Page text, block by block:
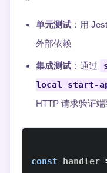
单元测试 ：用
外部依赖
集成测试 ：通过
local start-
HTTP 请求验证
const handler